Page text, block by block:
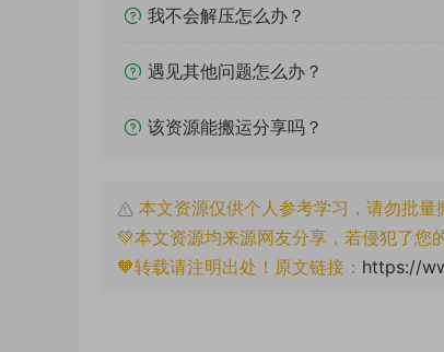
我不会解压怎么办？
遇见其他问题怎么办？
该资源能搬运分享吗？
本文资源仅供个人参考学习，请勿批
💚本文资源均来源网友分享，若侵犯了您
🧡转载请注明出处！原文链接： https://